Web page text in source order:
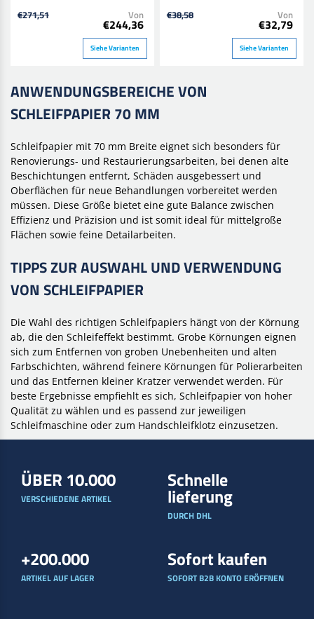
€271,51 Von
€244,36
Siehe Varianten
€38,58 Von
€32,79
Siehe Varianten
ANWENDUNGSBEREICHE VON
SCHLEIFPAPIER 70 MM
Schleifpapier mit 70 mm Breite eignet sich besonders für
Renovierungs- und Restaurierungsarbeiten, bei denen alte
Beschichtungen entfernt, Schäden ausgebessert und
Oberflächen für neue Behandlungen vorbereitet werden
müssen. Diese Größe bietet eine gute Balance zwischen
Effizienz und Präzision und ist somit ideal für mittelgroße
Flächen sowie feine Detailarbeiten.
TIPPS ZUR AUSWAHL UND VERWENDUNG
VON SCHLEIFPAPIER
Die Wahl des richtigen Schleifpapiers hängt von der Körnung
ab, die den Schleifeffekt bestimmt. Grobe Körnungen eignen
sich zum Entfernen von groben Unebenheiten und alten
Farbschichten, während feinere Körnungen für Polierarbeiten
und das Entfernen kleiner Kratzer verwendet werden. Für
beste Ergebnisse empfiehlt es sich, Schleifpapier von hoher
Qualität zu wählen und es passend zur jeweiligen
Schleifmaschine oder zum Handschleifklotz einzusetzen.
ÜBER 10.000
VERSCHIEDENE ARTIKEL
Schnelle
lieferung
DURCH DHL
+200.000
ARTIKEL AUF LAGER
Sofort kaufen
SOFORT B2B KONTO ERÖFFNEN